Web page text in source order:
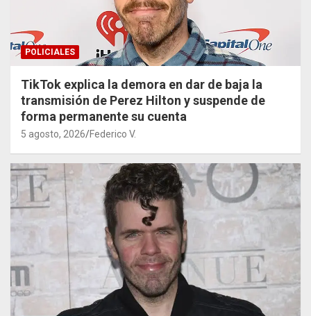
POLICIALES
TikTok explica la demora en dar de baja la
transmisión de Perez Hilton y suspende de
forma permanente su cuenta
5 agosto, 2026 Federico V.